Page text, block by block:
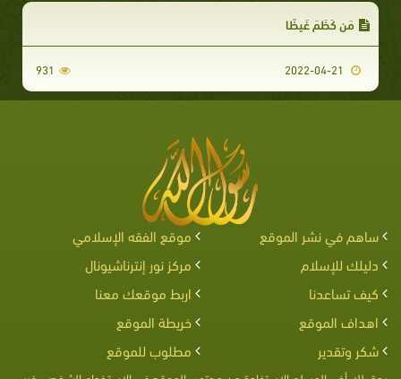
مَن كَظَمَ غَيظًا
931
ساهم في نشر الموقع
موقع الفقه الإسلامي
دليلك للإسلام
مركز نور إنترناشيونال
كيف تساعدنا
اربط موقعك معنا
اهداف الموقع
خريطة الموقع
شكر وتقدير
مطلوب للموقع